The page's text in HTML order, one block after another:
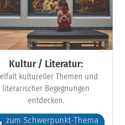
Kultur / Literatur:
kultureller Themen und
literarischer Begegnungen
entdecken.
zum Schwerpunkt-Thema